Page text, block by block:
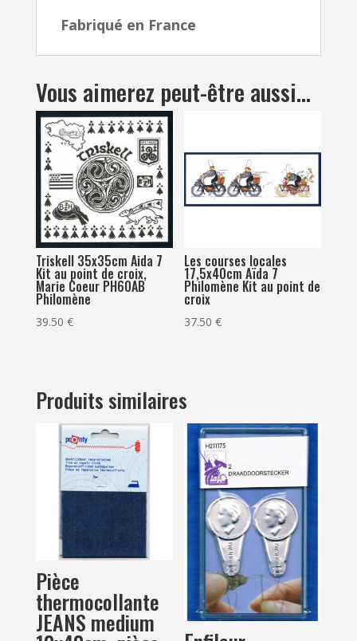
Fabriqué en France
Vous aimerez peut-être aussi…
Triskell 35x35cm Aida 7
Kit au point de croix,
Marie Coeur PH60AB
Philomène
39.50 €
Les courses locales
17,5x40cm Aïda 7
Philomène Kit au point de
croix
37.50€
Produits similaires
Pièce
thermocollante
JEANS medium